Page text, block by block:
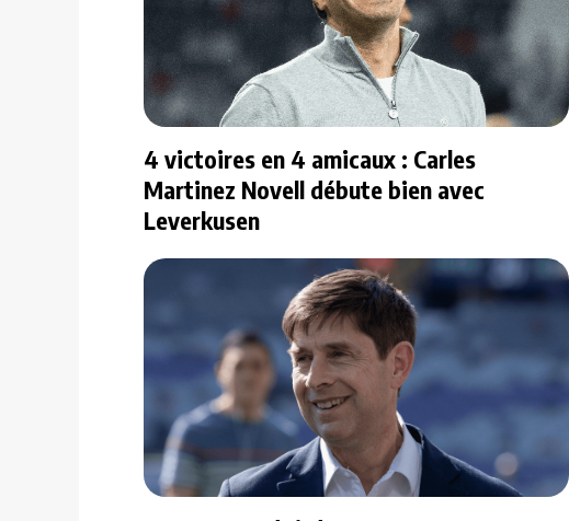
4 victoires en 4 amicaux : Carles
Martinez Novell débute bien avec
Leverkusen